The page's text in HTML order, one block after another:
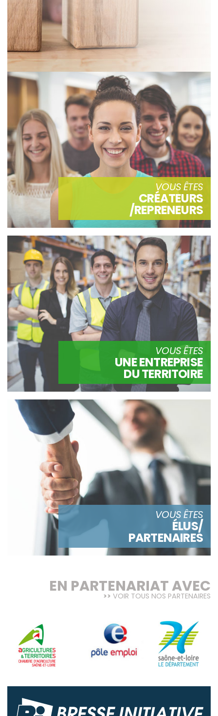
VOUS ÊTES
CRÉATEURS
/REPRENEURS
VOUS ÊTES
UNE ENTREPRISE
DU TERRITOIRE
VOUS ÊTES
ÉLUS/
PARTENAIRES
EN PARTENARIAT AVEC
VOIR TOUS NOS PARTENAIRES